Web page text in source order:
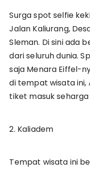
Surga spot selfie
Jalan Kaliurang,
Sleman. Di sini ada
dari seluruh dunia.
saja Menara Eiffel-
di tempat wisata
tiket masuk seharga
2. Kaliadem
Tempat wisata ini